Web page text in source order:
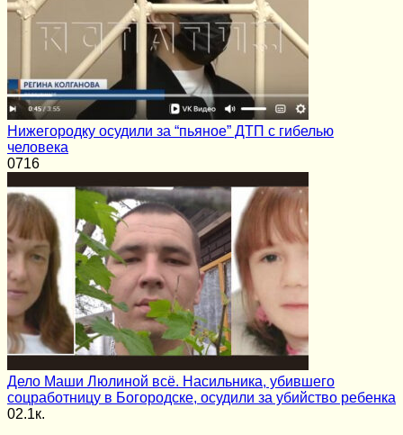
Нижегородку осудили за “пьяное” ДТП с гибелью
человека
0716
Дело Маши Люлиной всё. Насильника, убившего
соцработницу в Богородске, осудили за убийство ребенка
02.1к.